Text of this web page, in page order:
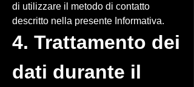
di utilizzare il metodo di contatto
descritto nella presente Informativa.
4. Trattamento dei
dati durante il